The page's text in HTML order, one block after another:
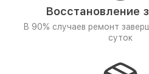
Восстановление
В 90% случаев ремонт
суток